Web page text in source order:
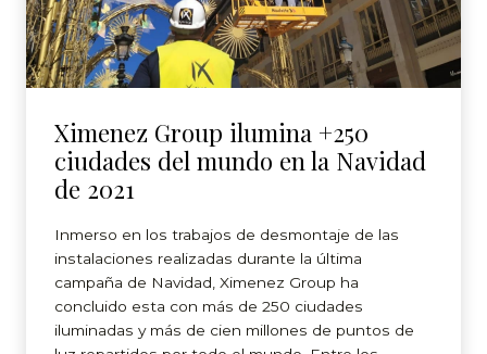
Ximenez Group ilumina +250
ciudades del mundo en la Navidad
de 2021
Inmerso en los trabajos de desmontaje de las
instalaciones realizadas durante la última
campaña de Navidad, Ximenez Group ha
concluido esta con más de 250 ciudades
iluminadas y más de cien millones de puntos de